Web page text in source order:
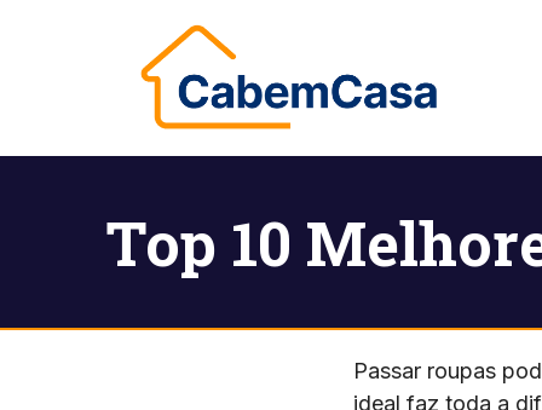
Top 10
Passar roupas
ideal faz toda a